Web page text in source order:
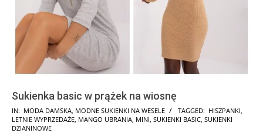
Sukienka basic w prążek na wiosnę
2024-
04-
IN: MODA DAMSKA MODNE SUKIENKI NA WESELE TAGGED: HISZPANKI
LETNIE WYPRZEDAŻE MANGO UBRANIA MINI SUKIENKI BASIC SUKIENKI
DZIANINOWE